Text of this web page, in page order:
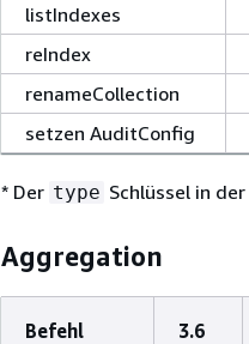
listIndexes
reIndex
renameCollection
setzen AuditConfig
* Der type Schlüssel in
Aggregation
Befehl 3.6